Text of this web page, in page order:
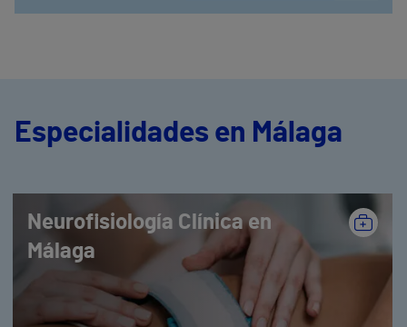
Especialidades en Málaga
Neurofisiología Clínica en
Málaga